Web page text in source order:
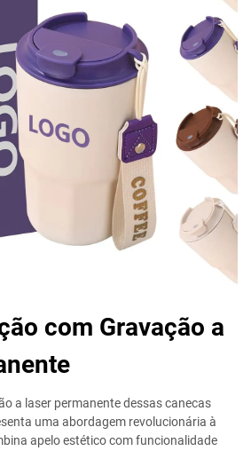
com Gravação a
a laser permanente dessas canecas
uma abordagem revolucionária à
apelo estético com funcionalidade